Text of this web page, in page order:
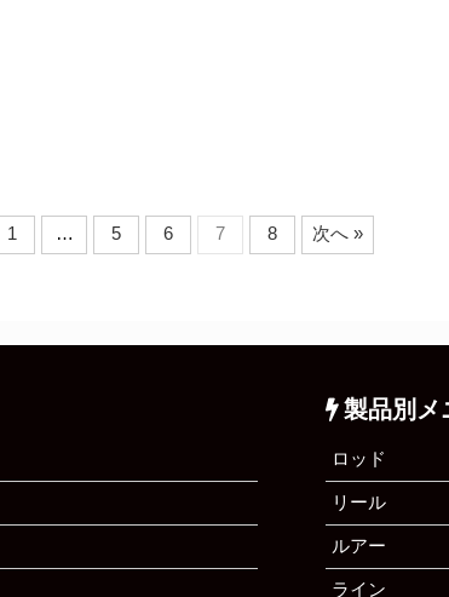
1 … 5 6 7 8 次へ »
製品別メ
ロッド
リール
ルアー
ライン